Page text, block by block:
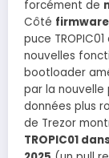
forcément de
Côté firmware
puce
nouvelles
bootloader
par la nouvelle
données plus
de Trezor
TROPIC01